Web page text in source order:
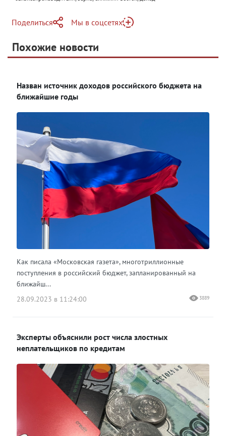
Поделиться
Telegram
Одноклассники
Мы в соцсетях
Яндекс Дзен
Похожие новости
Назван источник доходов российского бюджета на
ближайшие годы
Как писала «Московская газета», многотриллионные
поступления в российский бюджет, запланированный на
ближайш...
28.09.2023 в 11:24:00
3889
Эксперты объяснили рост числа злостных
неплательщиков по кредитам